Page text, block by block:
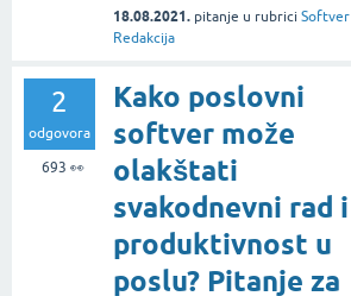
18.08.2021. pitanje u rubrici Softver
Redakcija
2
odgovora
693 👀
Kako poslovni
softver može
olakštati
svakodnevni rad i
produktivnost u
poslu? Pitanje za